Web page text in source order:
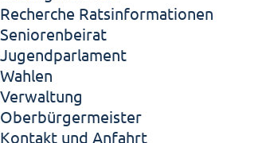
Recherche Ratsinformationen
Seniorenbeirat
Jugendparlament
Wahlen
Verwaltung
Oberbürgermeister
Kontakt und Anfahrt